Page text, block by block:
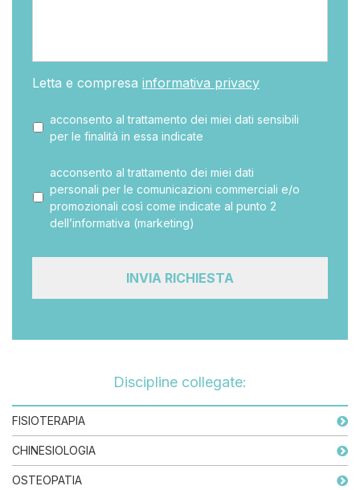
Letta e compresa informativa privacy
acconsento al trattamento dei miei dati sensibili
per le finalità in essa indicate
acconsento al trattamento dei miei dati
personali per le comunicazioni commerciali e/o
promozionali così come indicate al punto 2
dell’informativa (marketing)
Discipline collegate:
FISIOTERAPIA
CHINESIOLOGIA
OSTEOPATIA